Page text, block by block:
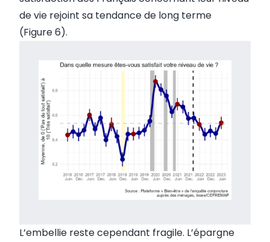
de vie rejoint sa tendance de long terme
(Figure 6).
L’embellie reste cependant fragile. L’épargne